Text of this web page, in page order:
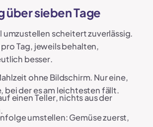
über sieben Tage
umzustellen scheitert zuverlässig.
Tag, jeweils behalten,
besser.
ohne Bildschirm. Nur eine,
bei der es am leichtesten fällt.
einen Teller, nichts aus der
umstellen: Gemüse zuerst,